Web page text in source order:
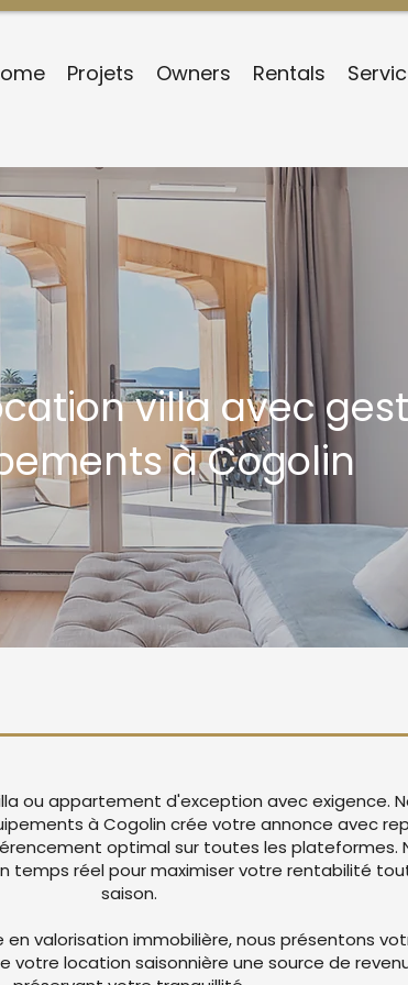
Projets Owners Rentals
villa avec
à Cogolin
ou appartement d'exception avec exigence.
à Cogolin crée votre annonce avec
optimal sur toutes les plateformes.
temps réel pour maximiser votre rentabilité
saison.
valorisation immobilière, nous présentons
votre location saisonnière une source de